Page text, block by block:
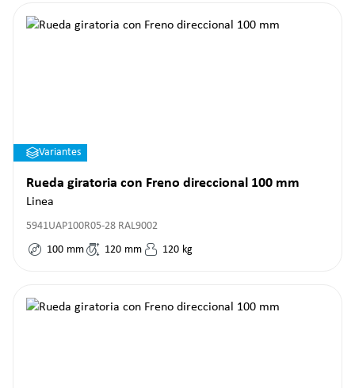
Variantes
Rueda giratoria con Freno direccional 100 mm
Linea
5941UAP100R05-28 RAL9002
100 mm 120 mm 120 kg